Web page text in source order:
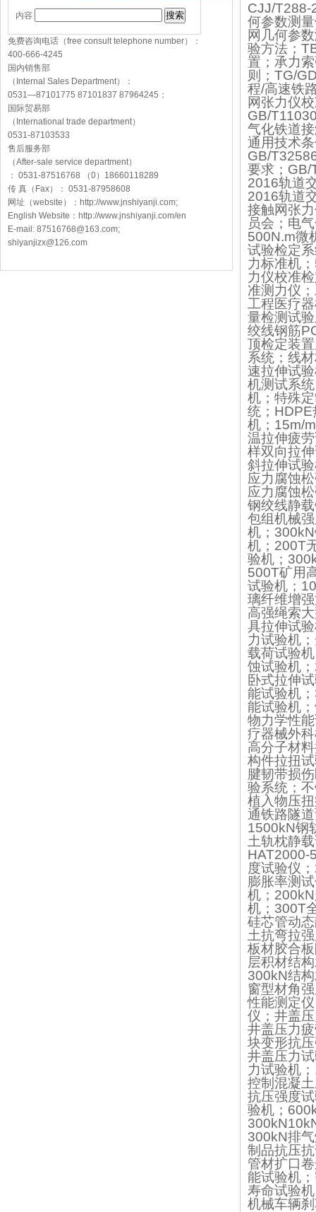
内容
免费咨询电话（free consult telephone number）：
400-666-4245
国内销售部
（Internal Sales Department）：
0531—87101775 87101837 87964245；
国际贸易部
（International trade department）
0531-87103533
售后服务部
（After-sale service department）
： 0531-87516768 （0）18660118289
传 真（Fax）： 0531-87958608
网址（website）：http://www.jnshiyanji.com;
English Website：http://www.jnshiyanji.com/en
E-mail: 87516768@163.com;
shiyanjizx@126.com
CJJ/T288-
何参数测
网几何参
验方法；
置；承力
则；TG/
程/高速铁
网张力仪
GB/
气化铁道
通用技术
GB/
要求；GB/
2016轨道
2016轨道
接触网张
员会；电
500N.m微
试验检定
力标准机
力仪校准
准测力仪
工程医疗
量检测试
绞线钢筋
顶检定装
系统；线
速拉伸试
机测试系
机；特殊
统；HDPE
机；15m/
温拉伸疲
样双向拉
斜拉伸试
应力腐蚀
应力腐蚀
钢绞线静
包组机械
机；
机；200T
验机；
500T矿用
试验机；
璃纤维增
高强绳索
具拉伸试
力试验机
载荷试验
蚀试验机
卧式拉伸
能试验机
能试验机
物力学性
疗器械外
高分子材
构件拉扭
腱韧带损
验系统；
植入物压
通铁路隧
1500kN钢
土轨枕静
HAT2000-
度试验仪
膨胀率测
机；
机；300T
硅芯管动
土抗弯拉
板材胶合
层积材结
300kN结
窗型材角
性能测定
仪；井盖
井盖压力
块变形抗
井盖压力
力试验机
控制混凝
抗压强度
验机；
300kN排
制品抗压
管材扩口
能试验机
寿命试验
机械车辆